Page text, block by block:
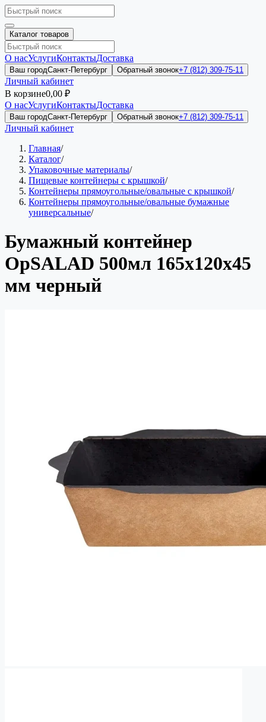
Каталог товаров
О насУслугиКонтактыДоставка
Ваш городСанкт-Петербург Обратный звонок+7 (812) 309-75-11
Личный кабинет
В корзине0,00 ₽
О насУслугиКонтактыДоставка
Ваш городСанкт-Петербург Обратный звонок+7 (812) 309-75-11
Личный кабинет
Главная/
Каталог/
Упаковочные материалы/
Пищевые контейнеры с крышкой/
Контейнеры прямоугольные/овальные с крышкой/
Контейнеры прямоугольные/овальные бумажные
универсальные/
Бумажный контейнер
OpSALAD 500мл 165x120x45
мм черный